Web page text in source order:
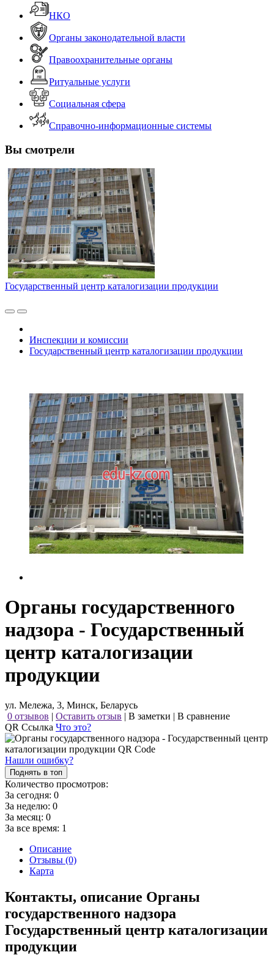
НКО
Органы законодательной власти
Правоохранительные органы
Ритуальные услуги
Социальная сфера
Справочно-информационные системы
Вы смотрели
Государственный центр каталогизации продукции
Инспекции и комиссии
Государственный центр каталогизации продукции
Органы государственного
надзора - Государственный
центр каталогизации
продукции
ул. Мележа, 3, Минск, Беларусь
0 отзывов | Оставить отзыв | В заметки | В сравнение
QR Ссылка Что это?
Нашли ошибку?
Поднять в топ
Количество просмотров:
За сегодня: 0
За неделю: 0
За месяц: 0
За все время: 1
Описание
Отзывы (0)
Карта
Контакты, описание Органы
государственного надзора
Государственный центр каталогизации
продукции